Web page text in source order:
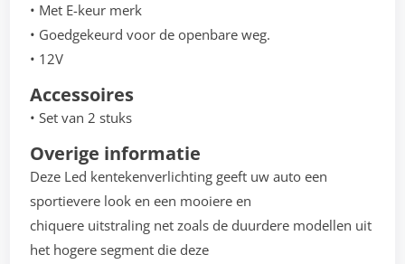
• Met E-keur merk
• Goedgekeurd voor de openbare weg.
• 12V
Accessoires
• Set van 2 stuks
Overige informatie
Deze Led kentekenverlichting geeft uw auto een
sportievere look en een mooiere en
chiquere uitstraling net zoals de duurdere modellen uit
het hogere segment die deze